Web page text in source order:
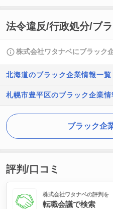
法令違反/行政処分/ブ
株式会社ワタナベにブラック
北海道のブラック企業情報一覧
札幌市豊平区のブラック企業情
ブラック企
評判/口コミ
株式会社ワタナベの評判を
転職会議で検索